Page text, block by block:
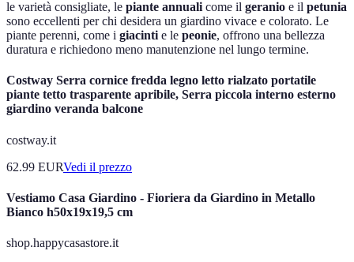
le varietà consigliate, le piante annuali come il geranio e il petunia
sono eccellenti per chi desidera un giardino vivace e colorato. Le
piante perenni, come i giacinti e le peonie, offrono una bellezza
duratura e richiedono meno manutenzione nel lungo termine.
Costway Serra cornice fredda legno letto rialzato portatile
piante tetto trasparente apribile, Serra piccola interno esterno
giardino veranda balcone
costway.it
62.99 EURVedi il prezzo
Vestiamo Casa Giardino - Fioriera da Giardino in Metallo
Bianco h50x19x19,5 cm
shop.happycasastore.it